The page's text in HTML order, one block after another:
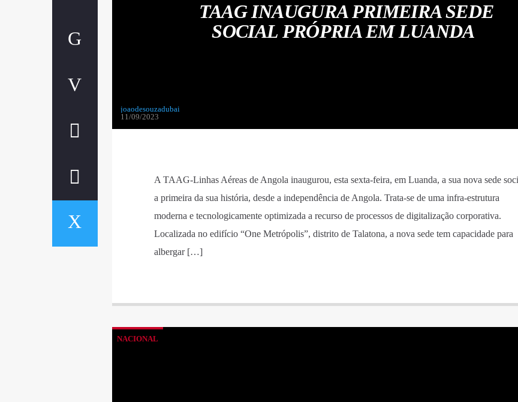
TAAG INAUGURA PRIMEIRA SEDE
SOCIAL PRÓPRIA EM LUANDA
joaodesouzadubai
11/09/2023
A TAAG-Linhas Aéreas de Angola inaugurou, esta sexta-feira, em Luanda, a sua nova sede
a primeira da sua história, desde a independência de Angola. Trata-se de uma infra-estrutura
moderna e tecnologicamente optimizada a recurso de processos de digitalização corporativa.
Localizada no edifício “One Metrópolis”, distrito de Talatona, a nova sede tem capacidade para
albergar […]
NACIONAL